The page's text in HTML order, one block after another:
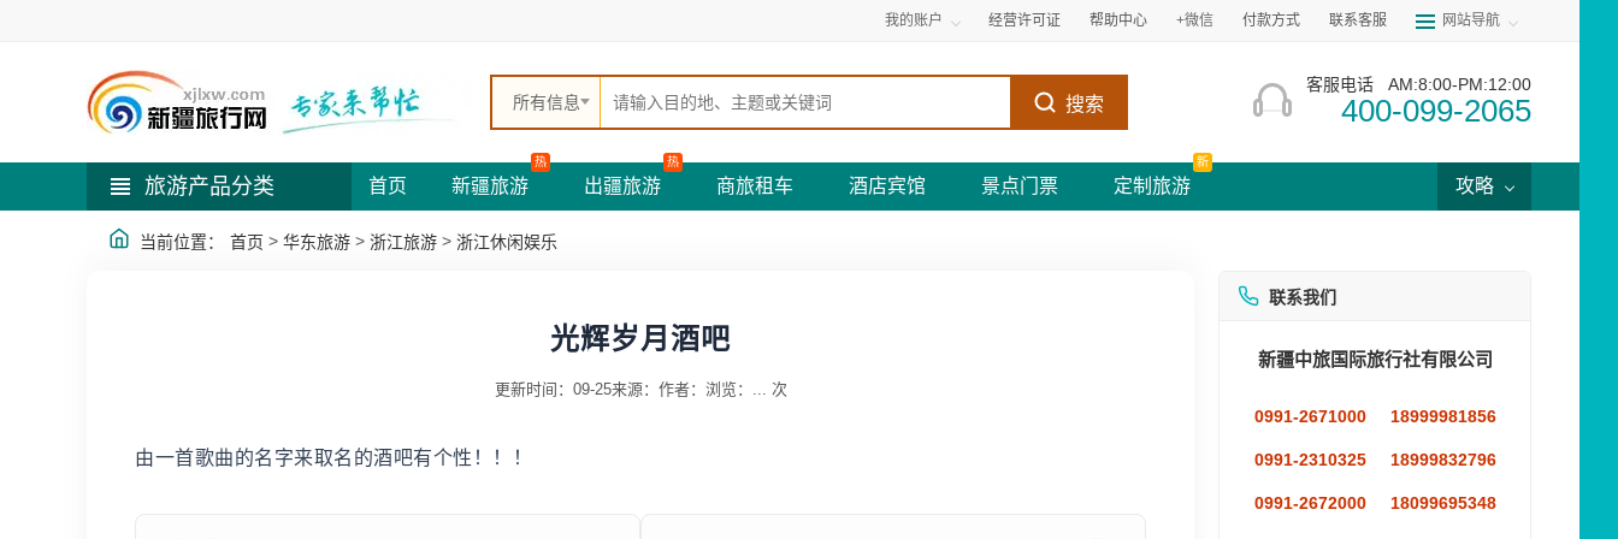
我的账户 经营许可证 帮助中心 +微信 付款方式 联系客服 网站导航
所有信息 搜索
客服电话 AM:8:00-PM:12:00
400-099-2065
旅游产品分类 首页 新疆旅游
热
出疆旅游
热
商旅租车 酒店宾馆 景点门票 定制旅游
新
攻略
当前位置： 首页 > 华东旅游 > 浙江旅游 > 浙江休闲娱乐
光辉岁月酒吧
更新时间：09-25来源： 作者： 浏览： ... 次
由一首歌曲的名字来取名的酒吧有个性！！！
联系我们
新疆中旅国际旅行社有限公司
0991-2671000 18999981856
0991-2310325 18999832796
0991-2672000 18099695348